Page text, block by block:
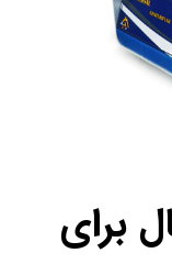
برای